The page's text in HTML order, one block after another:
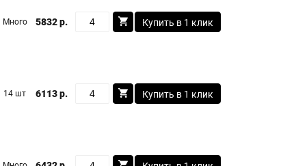
Много 5832 р. Купить в 1 клик
14 шт 6113 р. Купить в 1 клик